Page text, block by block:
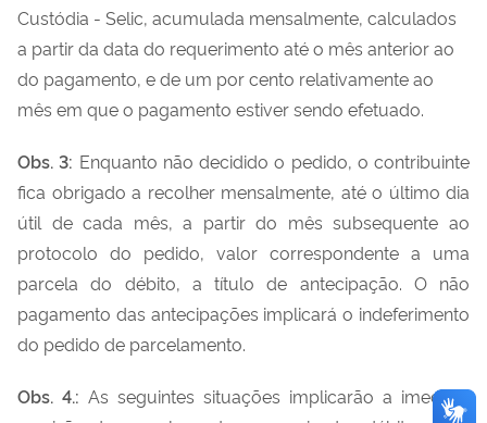
Custódia - Selic, acumulada mensalmente, calculados
a partir da data do requerimento até o mês anterior ao
do pagamento, e de um por cento relativamente ao
mês em que o pagamento estiver sendo efetuado.
Obs. 3: Enquanto não decidido o pedido, o contribuinte
fica obrigado a recolher mensalmente, até o último dia
útil de cada mês, a partir do mês subsequente ao
protocolo do pedido, valor correspondente a uma
parcela do débito, a título de antecipação. O não
pagamento das antecipações implicará o indeferimento
do pedido de parcelamento.
Obs. 4.: As seguintes situações implicarão a imediata